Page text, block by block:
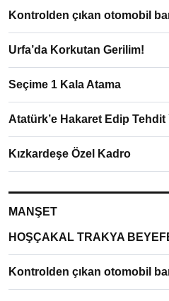
Kontrolden çıkan otomobil
Urfa’da Korkutan Gerilim!
Seçime 1 Kala Atama
Atatürk’e Hakaret Edip Tehdit
Kızkardeşe Özel Kadro
MANŞET
HOŞÇAKAL TRAKYA
Kontrolden çıkan otomobil